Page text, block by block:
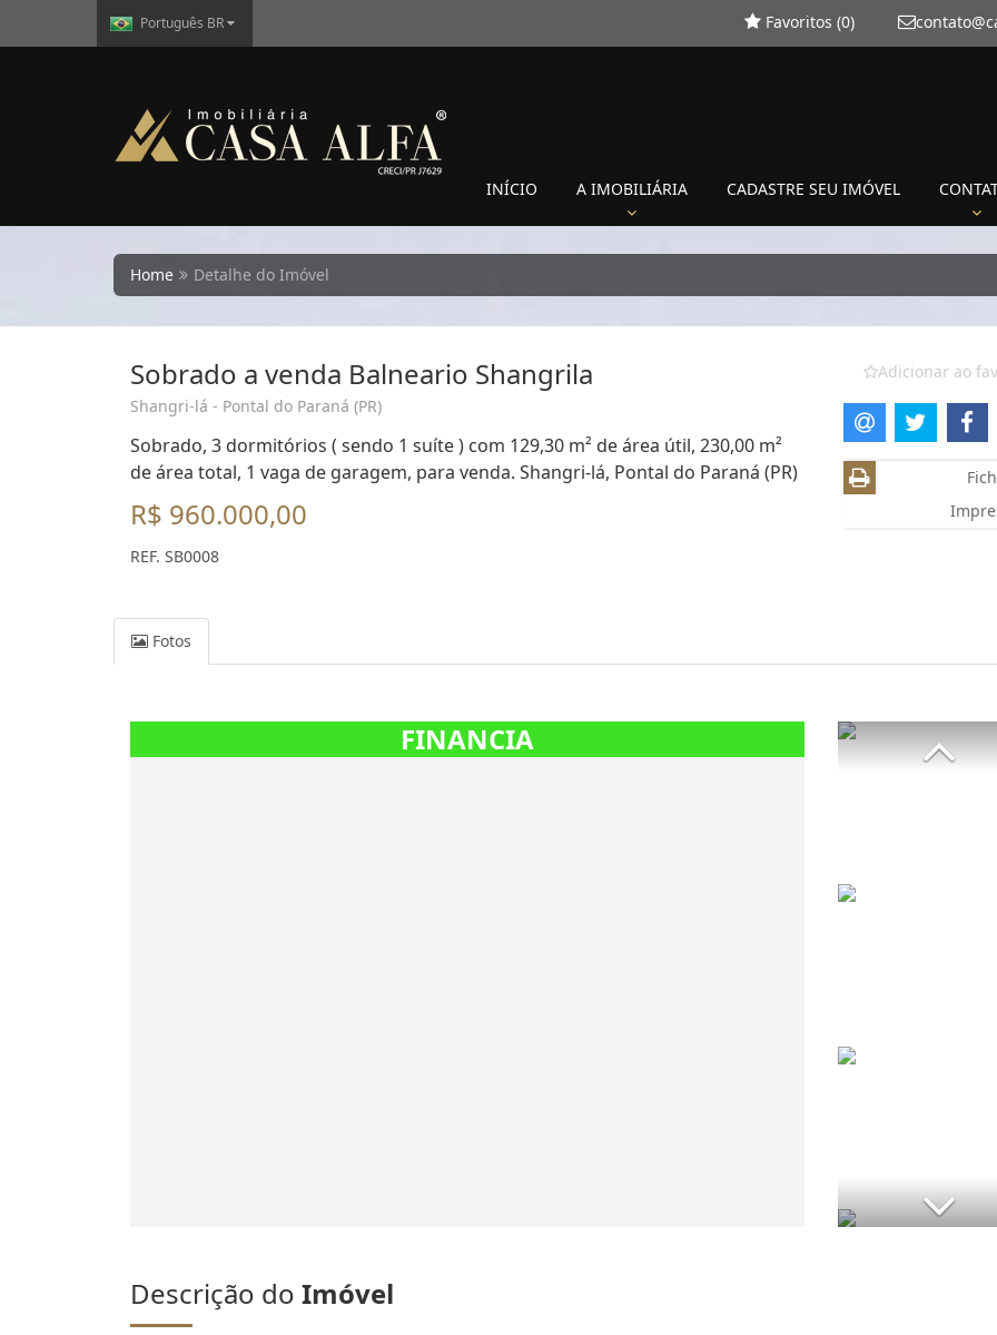
Português BR Favoritos (0)
INÍCIO A IMOBILIÁRIA CADASTRE SEU IMÓVEL
Home Detalhe do Imóvel
Sobrado a venda Balneario Shangrila
Shangri-lá - Pontal do Paraná (PR)
Sobrado, 3 dormitórios ( sendo 1 suíte ) com 129,30 m² de área útil, 230,00 m²
de área total, 1 vaga de garagem, para venda. Shangri-lá, Pontal do Paraná (PR)
R$ 960.000,00
REF. SB0008
Adicionar ao
Fotos
Descrição do Imóvel